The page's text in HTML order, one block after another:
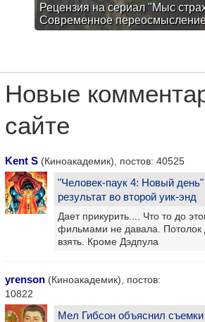
Рецензия на сериал "Мыс
Современное
Новые
сайте
Kent S (Киноакадемик), постов: 40525
"Человек-паук 4: Новый день"
результат во второй уик-энд
Дает прикурить.... Что то до
фильмами не давала. Потолок
взять. Кроме Дэдпула
yrenson (Киноакадемик), постов:
10822
Мел Гибсон объяснил